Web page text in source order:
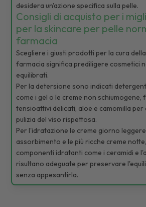
desidera un'azione specifica sulla pelle.
Consigli di acquisto per i
per la skincare per pelle
farmacia
Scegliere i giusti prodotti per la cura
farmacia significa prediligere cosmetici
equilibrati.
Per la detersione sono indicati
come i gel o le creme non schiumogene,
tensioattivi delicati, aloe e camomilla per
pulizia del viso rispettosa.
Per l'idratazione le creme giorno
assorbimento e le più ricche creme
componenti idratanti come i ceramidi e
risultano adeguate per preservare
senza appesantirla.